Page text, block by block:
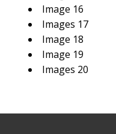
Image 16
Images 17
Image 18
Image 19
Images 20